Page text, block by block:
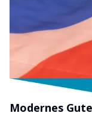
Modernes